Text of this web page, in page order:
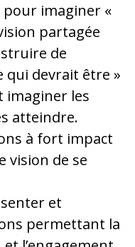
pour imaginer «
partagée
de
qui devrait être »
imaginer les
atteindre.
à fort impact
vision de se
et
permettant la